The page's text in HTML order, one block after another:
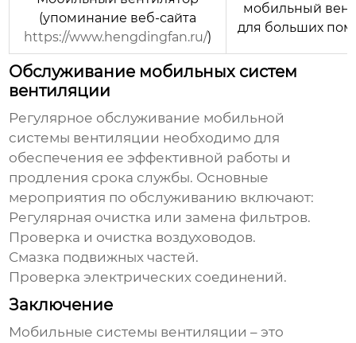
(упоминание веб-сайта
https://www.hengdingfan.ru/)
мобильный
для больших
Обслуживание мобильных систем
вентиляции
Регулярное обслуживание мобильной
системы вентиляции необходимо для
обеспечения ее эффективной работы и
продления срока службы. Основные
мероприятия по обслуживанию включают:
Регулярная очистка или замена фильтров.
Проверка и очистка воздуховодов.
Смазка подвижных частей.
Проверка электрических соединений.
Заключение
Мобильные системы вентиляции – это